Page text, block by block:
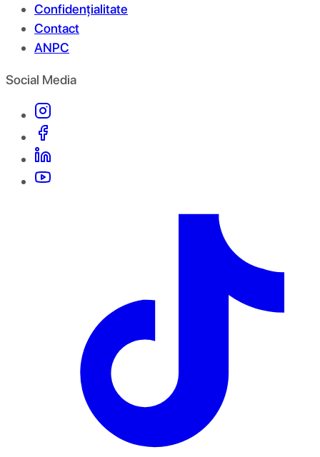
Confidențialitate
Contact
ANPC
Social Media